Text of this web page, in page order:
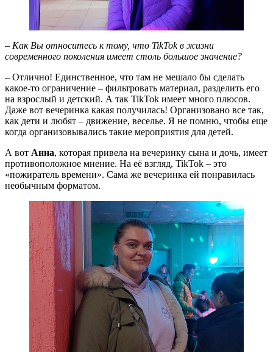
– Как Вы относитесь к тому, что TikTok в жизни
современного поколения имеет столь большое значение?
– Отлично! Единственное, что там не мешало бы сделать
какое-то ограничение – фильтровать материал, разделить его
на взрослый и детский. А так TikTok имеет много плюсов.
Даже вот вечеринка какая получилась! Организовано все так,
как дети и любят – движение, веселье. Я не помню, чтобы еще
когда организовывались такие мероприятия для детей.
А вот Анна, которая привела на вечеринку сына и дочь, имеет
противоположное мнение. На её взгляд, TikTok – это
«пожиратель времени». Сама же вечеринка ей понравилась
необычным форматом.